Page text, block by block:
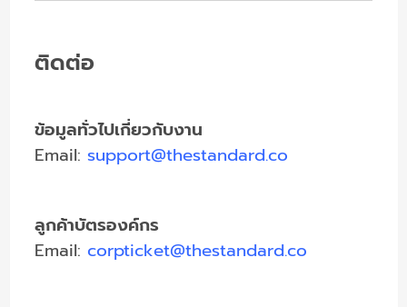
ติดต่อ
ข้อมูลทั่วไปเกี่ยวกับงาน
Email:support@thestandard.co
ลูกค้าบัตรองค์กร
Email:corpticket@thestandard.co